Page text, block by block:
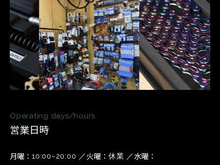
Operating days/hours
営業日時
月曜 10:00~20:00 火曜 休業 水曜